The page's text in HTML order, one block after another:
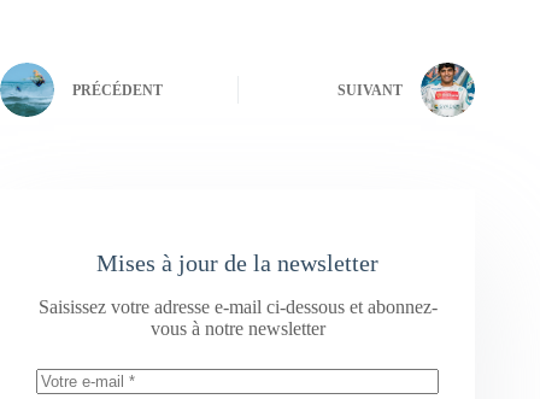
PRÉCÉDENT SUIVANT
Mises à jour de la newsletter
Saisissez votre adresse e-mail ci-dessous et abonnez-
vous à notre newsletter